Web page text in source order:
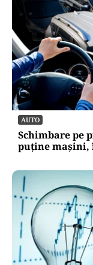
AUTO
Schimbare pe
puține mașini,